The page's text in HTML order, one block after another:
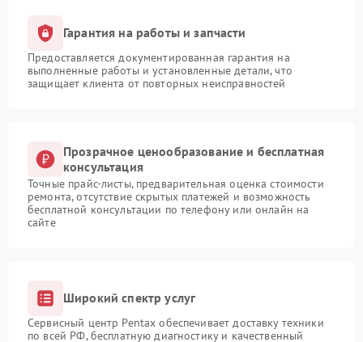
Гарантия на работы и запчасти
Предоставляется документированная гарантия на
выполненные работы и установленные детали, что
защищает клиента от повторных неисправностей
Прозрачное ценообразование и бесплатная
консультация
Точные прайс-листы, предварительная оценка стоимости
ремонта, отсутствие скрытых платежей и возможность
бесплатной консультации по телефону или онлайн на
сайте
Широкий спектр услуг
Сервисный центр Pentax обеспечивает доставку техники
по всей РФ, бесплатную диагностику и качественный